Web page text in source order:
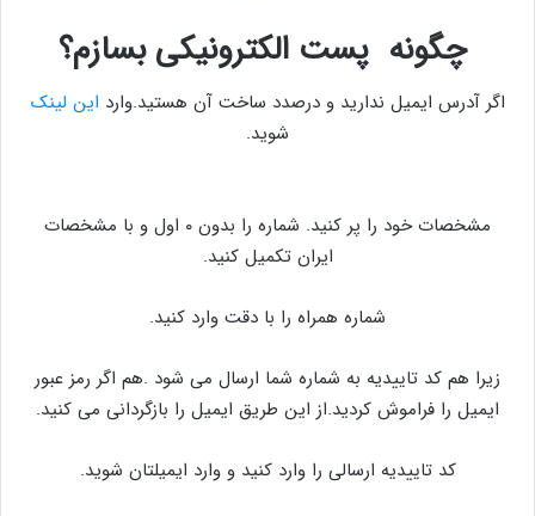
چگونه پست الکترونیکی بسازم؟
اگر آدرس ایمیل ندارید و درصدد ساخت آن هستید.وارد این لینک
شوید.
مشخصات خود را پر کنید. شماره را بدون ۰ اول و با مشخصات
ایران تکمیل کنید.
شماره همراه را با دقت وارد کنید.
زیرا هم کد تاییدیه به شماره شما ارسال می شود .هم اگر رمز عبور
ایمیل را فراموش کردید.از این طریق ایمیل را بازگردانی می کنید.
کد تاییدیه ارسالی را وارد کنید و وارد ایمیلتان شوید.